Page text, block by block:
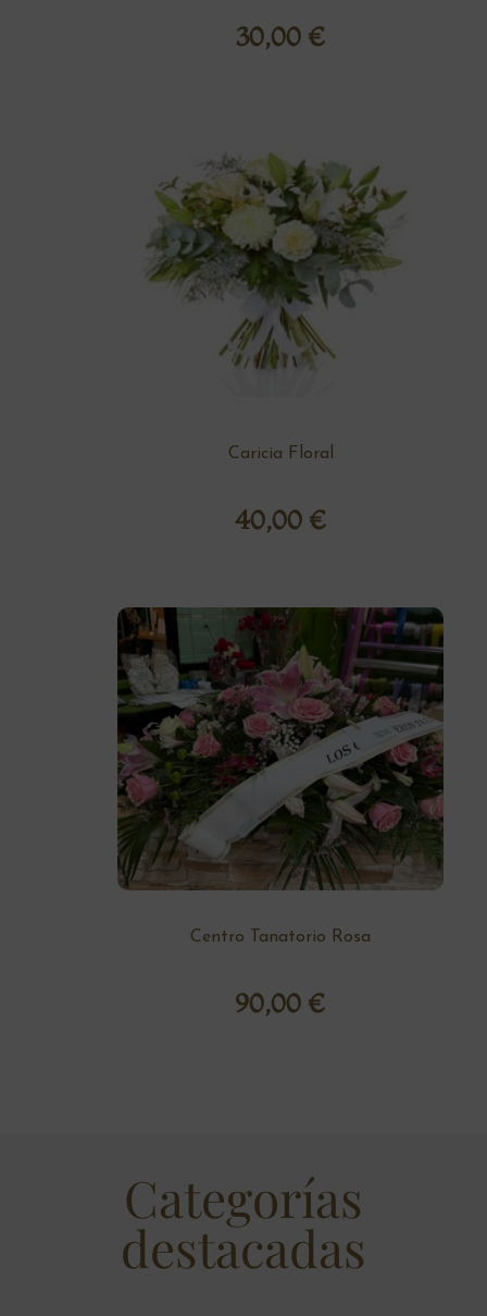
30,00 €
Caricia Floral
40,00 €
Centro Tanatorio Rosa
90,00 €
Categorías
destacadas